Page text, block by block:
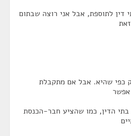
דין לתוספת, אבל אני רוצה שבתום
כפי שהיא. אבל אם מתקבלת
הדין, כמו שהציע חבר-הכנסת